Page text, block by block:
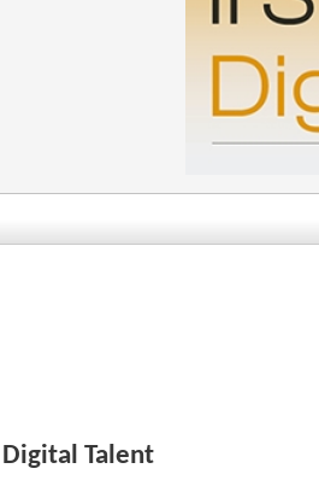
Talent